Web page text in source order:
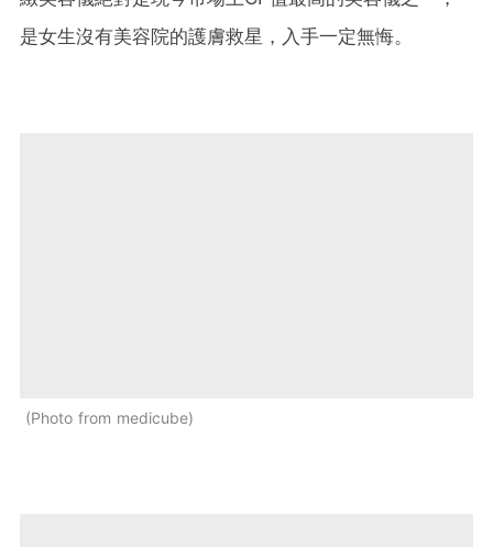
是女生沒有美容院的護膚救星，入手一定無悔。
Photo from medicube